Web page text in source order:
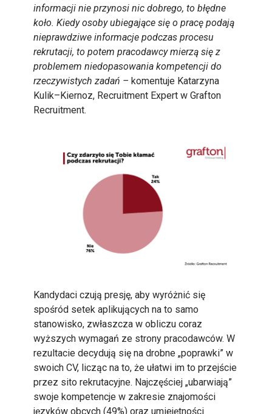
informacji nie przynosi nic dobrego, to błędne
koło. Kiedy osoby ubiegające się o pracę podają
nieprawdziwe informacje podczas procesu
rekrutacji, to potem pracodawcy mierzą się z
problemem niedopasowania kompetencji do
rzeczywistych zadań – komentuje Katarzyna
Kulik–Kiernoz, Recruitment Expert w Grafton
Recruitment.
Kandydaci czują presję, aby wyróżnić się
spośród setek aplikujących na to samo
stanowisko, zwłaszcza w obliczu coraz
wyższych wymagań ze strony pracodawców. W
rezultacie decydują się na drobne „poprawki” w
swoich CV, licząc na to, że ułatwi im to przejście
przez sito rekrutacyjne. Najczęściej „ubarwiają”
swoje kompetencje w zakresie znajomości
języków obcych (49%) oraz umiejętności